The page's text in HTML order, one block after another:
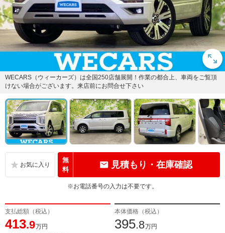
WECARS（ウィーカーズ）は全国250店舗展開！作業の都合上、車両をご覧頂
けない場合がございます。来店前にお問合せ下さい
無
料
見積もり・在庫確認
※お電話番号の入力は不要です。
支払総額（税込）
413.9万円
本体価格（税込）
395.8万円